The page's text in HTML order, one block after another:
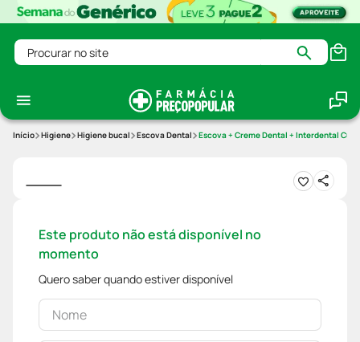
Procurar no site
Higiene Higiene bucal Escova Dental Escova + Creme Dental + Interdental
Este produto não está disponível no
momento
Quero saber quando estiver disponível